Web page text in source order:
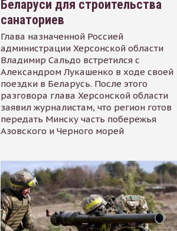
Беларуси для строительства
санаториев
Глава назначенной Россией
администрации Херсонской области
Владимир Сальдо встретился с
Александром Лукашенко в ходе своей
поездки в Беларусь. После этого
разговора глава Херсонской области
заявил журналистам, что регион готов
передать Минску часть побережья
Азовского и Черного морей